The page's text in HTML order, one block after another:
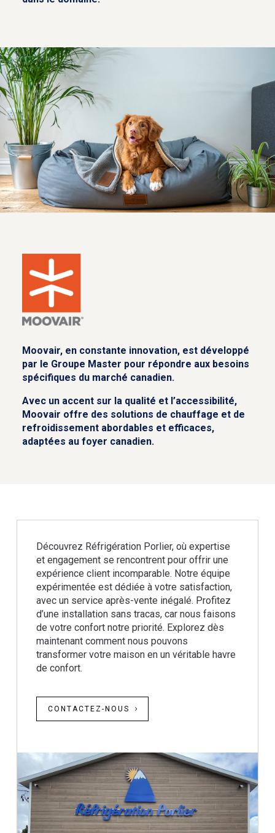
Moovair, en constante innovation, est développé
par le Groupe Master pour répondre aux besoins
spécifiques du marché canadien.
Avec un accent sur la qualité et l’accessibilité,
Moovair offre des solutions de chauffage et de
refroidissement abordables et efficaces,
adaptées au foyer canadien.
Découvrez Réfrigération Porlier, où expertise
et engagement se rencontrent pour offrir une
expérience client incomparable. Notre équipe
expérimentée est dédiée à votre satisfaction,
avec un service après-vente inégalé. Profitez
d’une installation sans tracas, car nous faisons
de votre confort notre priorité. Explorez dès
maintenant comment nous pouvons
transformer votre maison en un véritable havre
de confort.
CONTACTEZ-NOUS